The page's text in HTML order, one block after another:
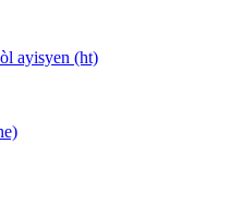
ayisyen (ht)